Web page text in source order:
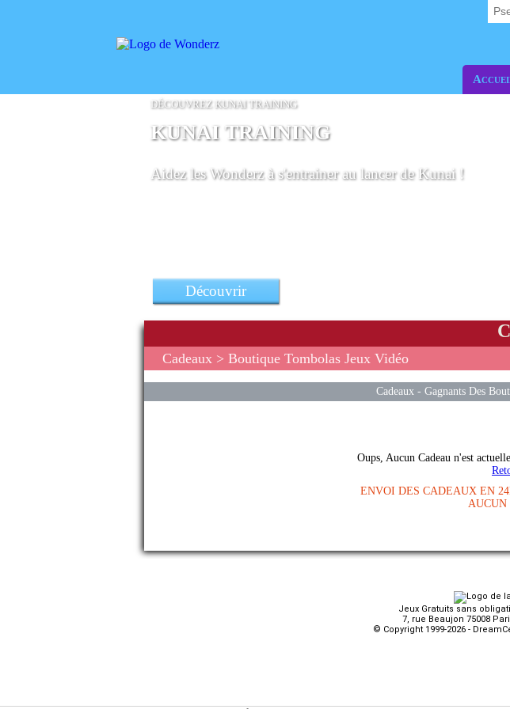
DÉCOUVREZ KUNAI TRAINING
KUNAI TRAINING
Aidez les Wonderz à s'entrainer au lancer de Kunai !
Découvrir
Cadeaux > Boutique Tombolas Jeux Vidéo
Cadeaux - Gagnants Des
Oups, Aucun Cadeau n'est
ENVOI DES CADEAUX EN
AUCUN
Jeux Gratuits sans
7, rue Beaujon 75008
© Copyright 1999-2026 -